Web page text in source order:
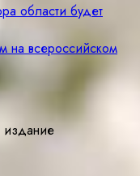
области будет
на всероссийском